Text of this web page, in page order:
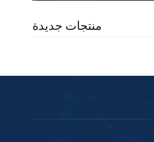
منتجات جديدة